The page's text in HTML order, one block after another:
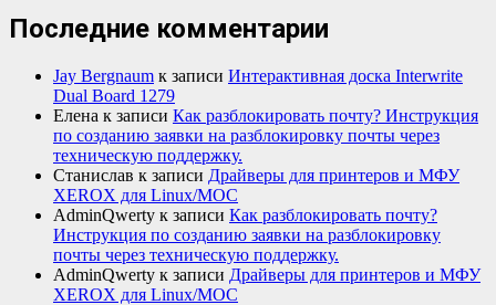
Последние комментарии
Jay Bergnaum к записи Интерактивная доска Interwrite
Dual Board 1279
Елена к записи Как разблокировать почту? Инструкция
по созданию заявки на разблокировку почты через
техническую поддержку.
Станислав к записи Драйверы для принтеров и МФУ
XEROX для Linux/МОС
AdminQwerty к записи Как разблокировать почту?
Инструкция по созданию заявки на разблокировку
почты через техническую поддержку.
AdminQwerty к записи Драйверы для принтеров и МФУ
XEROX для Linux/МОС